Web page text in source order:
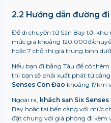
2.2 Hướng dẫn đường
Để di chuyển từ Sân Bay tới khu
mức giá khoảng 120.000đ/
hoặc 7 chỗ thì giá trung bình
Nếu bạn đi bằng Tàu để có
thì bạn sẽ phải xuất phát từ
Senses Con Đao khoảng 17km
Ngoài ra, khách sạn Six
Bay hoặc tại bến cảng với mức
đặt chung với giá phòng đi kèm